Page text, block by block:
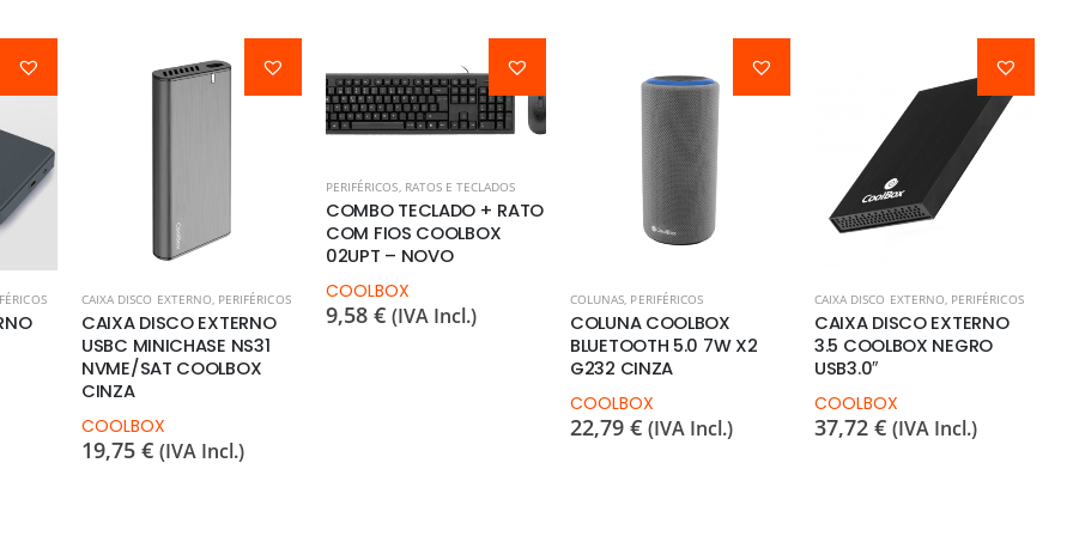
CAIXA DISCO EXTERNO, PERIFÉRICOS
CAIXA DISCO EXTERNO
USBC MINICHASE NS31
NVME/SAT COOLBOX
CINZA
COOLBOX
19,75 € (IVA Incl.)
PERIFÉRICOS, RATOS E TECLADOS
COMBO TECLADO + RATO
COM FIOS COOLBOX
02UPT – NOVO
COOLBOX
9,58 € (IVA Incl.)
COLUNAS, PERIFÉRICOS
COLUNA COOLBOX
BLUETOOTH 5.0 7W X2
G232 CINZA
COOLBOX
22,79 € (IVA Incl.)
CAIXA DISCO EXTERNO, PERIFÉRICOS
CAIXA DISCO EXTERNO
3.5 COOLBOX NEGRO
USB3.0″
COOLBOX
37,72 € (IVA Incl.)